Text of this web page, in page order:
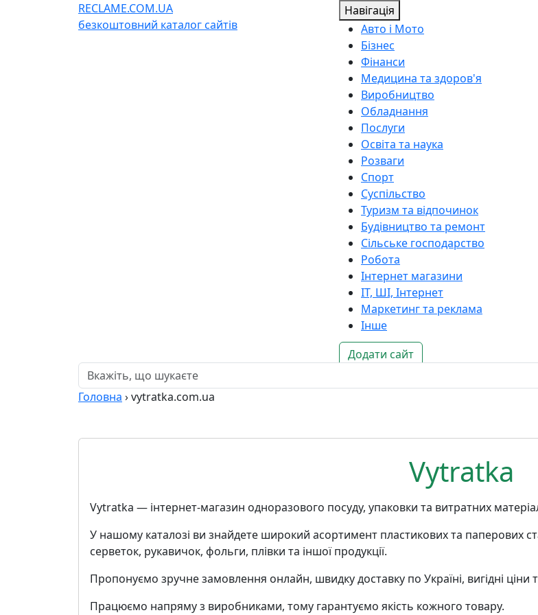
RECLAME.COM.UA
безкоштовний каталог сайтів
Навігація
Авто і Мото
Бізнес
Фінанси
Медицина та здоров'я
Виробництво
Обладнання
Послуги
Освіта та наука
Розваги
Спорт
Суспільство
Туризм та відпочинок
Будівництво та ремонт
Сільське господарство
Робота
Інтернет магазини
ІТ, ШІ, Інтернет
Маркетинг та реклама
Інше
Додати сайт
Головна ›vytratka.com.ua
Vytratka
Vytratka — інтернет-магазин одноразового посуду, упаковки та витратних
У нашому каталозі ви знайдете широкий асортимент пластикових та паперових
серветок, рукавичок, фольги, плівки та іншої продукції.
Пропонуємо зручне замовлення онлайн, швидку доставку по Україні, вигідні ціни
Працюємо напряму з виробниками, тому гарантуємо якість кожного товару.